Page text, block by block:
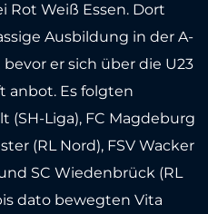
Rot Weiß Essen. Dort
Ausbildung in der A-
er sich über die U23
anbot. Es folgten
(SH-Liga), FC Magdeburg
(RL Nord), FSV Wacker
SC Wiedenbrück (RL
dato bewegten Vita